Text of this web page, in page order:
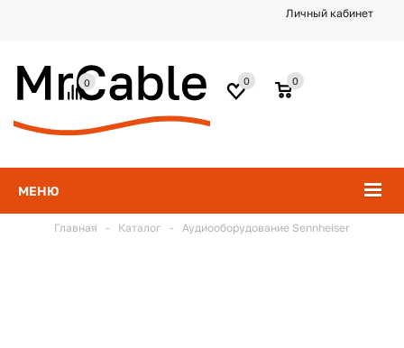
Личный кабинет
МЕНЮ
0
0
0
Главная - Каталог - Аудиооборудование Sennheiser